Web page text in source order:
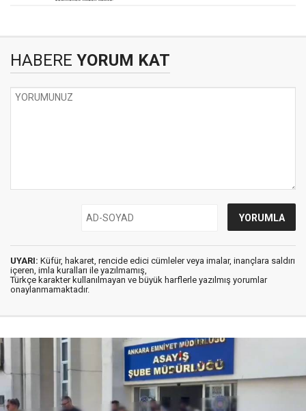
HABERE YORUM KAT
UYARI: Küfür, hakaret, rencide edici cümleler veya imalar, inançlara saldırı
içeren, imla kuralları ile yazılmamış,
Türkçe karakter kullanılmayan ve büyük harflerle yazılmış yorumlar
onaylanmamaktadır.